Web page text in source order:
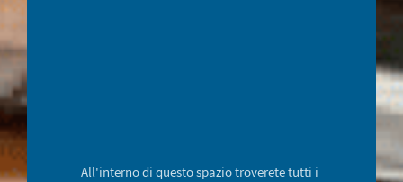
All'interno di questo spazio troverete tutti i